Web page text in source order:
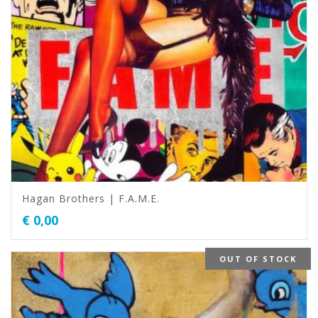
Hagan Brothers | F.A.M.E.
€ 0,00
OUT OF STOCK